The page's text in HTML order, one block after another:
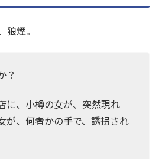
狼煙。
？
に、小樽の女が、突然現れ
が、何者かの手で、誘拐され